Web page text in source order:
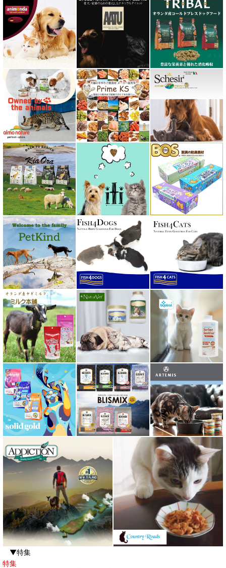
▼特集
特集